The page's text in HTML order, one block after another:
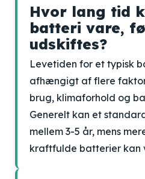
Hvor lang tid
batteri vare,
udskiftes?
Levetiden for et typisk
afhængigt af flere
brug, klimaforhold og
Generelt kan et
mellem 3-5 år, mens
kraftfulde batterier kan